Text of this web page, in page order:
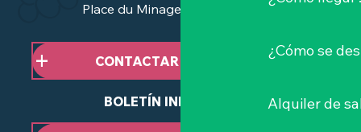
¿Cómo se
Alquiler de
Place du Minage - 44190 Clisson
CONTACTAR CON NOSOTROS
BOLETÍN INFORMATIVO